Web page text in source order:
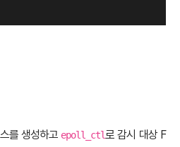
를 생성하고 epoll_ctl로 감시 대상 F